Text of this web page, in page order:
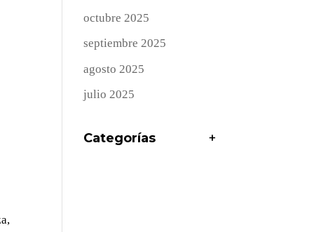
octubre 2025
septiembre 2025
agosto 2025
julio 2025
Categorías +